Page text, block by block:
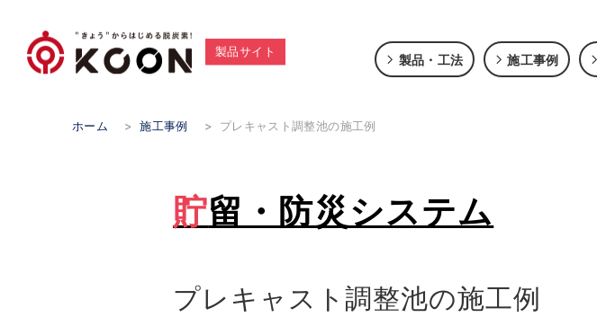
製品サイト 製品・工法 施工事例
ホーム > 施工事例 > プレキャスト調整池の施工例
貯留・防災システム
プレキャスト調整池の施工例